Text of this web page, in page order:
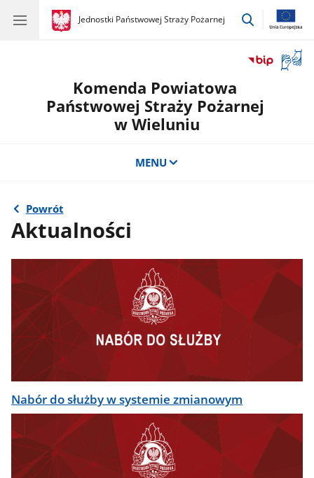
gov.pl
Jednostki Państwowej Straży Pożarnej
gov.pl
Jednostki
przejdź
okno
Komenda Powiatowa
Państwowej Straży Pożarnej
w Wieluniu
MENU
Powrót
Aktualności
Nabór do służby w systemie zmianowym